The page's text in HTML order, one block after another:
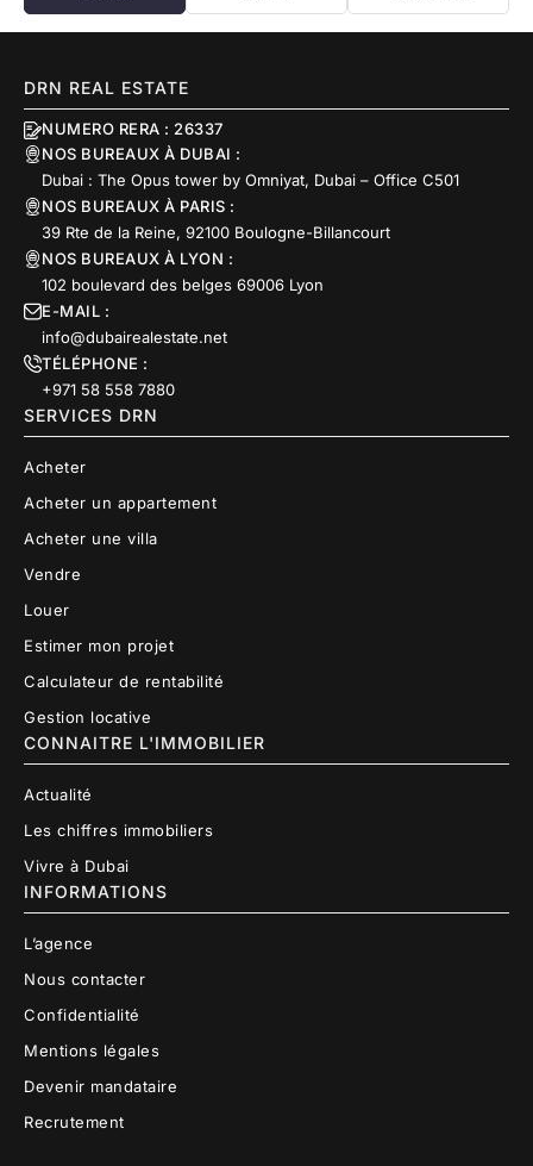
DRN REAL ESTATE
NUMERO RERA : 26337
NOS BUREAUX À DUBAI :
Dubai : The Opus tower by Omniyat, Dubai – Office C501
NOS BUREAUX À PARIS :
39 Rte de la Reine, 92100 Boulogne-Billancourt
NOS BUREAUX À LYON :
102 boulevard des belges 69006 Lyon
E-MAIL :
info@dubairealestate.net
TÉLÉPHONE :
+971 58 558 7880
SERVICES DRN
Acheter
Acheter un appartement
Acheter une villa
Vendre
Louer
Estimer mon projet
Calculateur de rentabilité
Gestion locative
CONNAITRE L'IMMOBILIER
Actualité
Les chiffres immobiliers
Vivre à Dubai
INFORMATIONS
L’agence
Nous contacter
Confidentialité
Mentions légales
Devenir mandataire
Recrutement